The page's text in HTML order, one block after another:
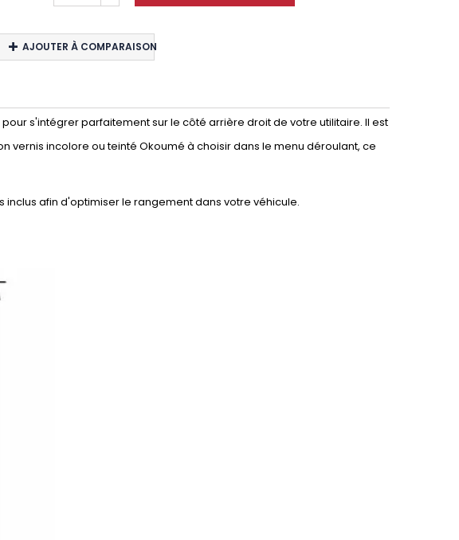
AJOUTER À COMPARAISON
s'intégrer parfaitement sur le côté arrière droit de votre utilitaire. Il est
vernis incolore ou teinté Okoumé à choisir dans le menu déroulant, ce
afin d'optimiser le rangement dans votre véhicule.